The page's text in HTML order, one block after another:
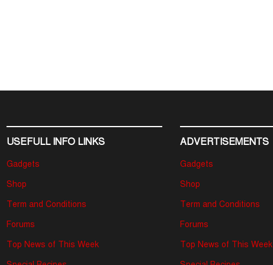
USEFULL INFO LINKS
Gadgets
Shop
Term and Conditions
Forums
Top News of This Week
ADVERTISEMENTS
Gadgets
Shop
Term and Conditions
Forums
Top News of This Week